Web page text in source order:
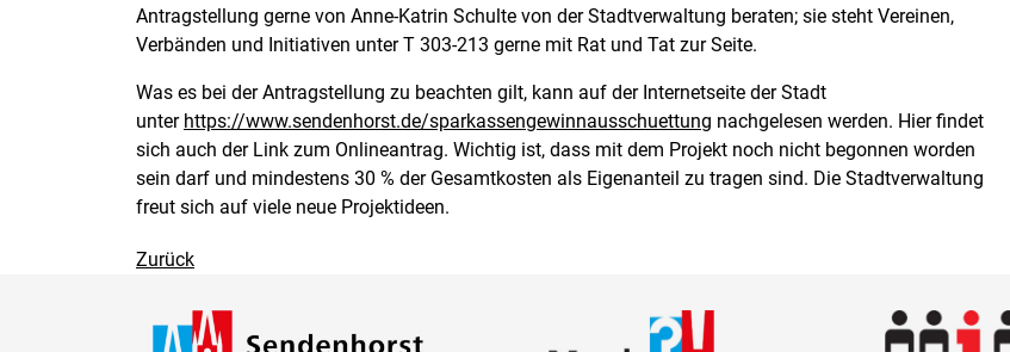
Antragstellung gerne von Anne-Katrin Schulte von der Stadtverwaltung beraten; sie steht Vereinen,
Verbänden und Initiativen unter T 303-213 gerne mit Rat und Tat zur Seite.
Was es bei der Antragstellung zu beachten gilt, kann auf der Internetseite der Stadt
unter https://www.sendenhorst.de/sparkassengewinnausschuettung nachgelesen werden. Hier findet
sich auch der Link zum Onlineantrag. Wichtig ist, dass mit dem Projekt noch nicht begonnen worden
sein darf und mindestens 30 % der Gesamtkosten als Eigenanteil zu tragen sind. Die Stadtverwaltung
freut sich auf viele neue Projektideen.
Zurück